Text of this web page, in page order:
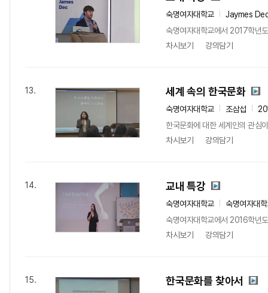
숙명여자대학교
Jaymes
숙명여자대학교에서 2017학년
차시보기
강의담기
13. 세계 속의 한국문화
숙명여자대학교 조삼섭
한국문화에 대한 세계인의 관심
차시보기
강의담기
14. 교내 특강
숙명여자대학교
숙명여자대
숙명여자대학교에서 2016학년
차시보기
강의담기
15. 한국문화를 찾아서